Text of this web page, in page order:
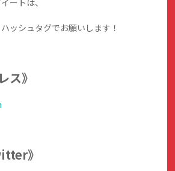
ッシュタグでお願いします！
ス》
》